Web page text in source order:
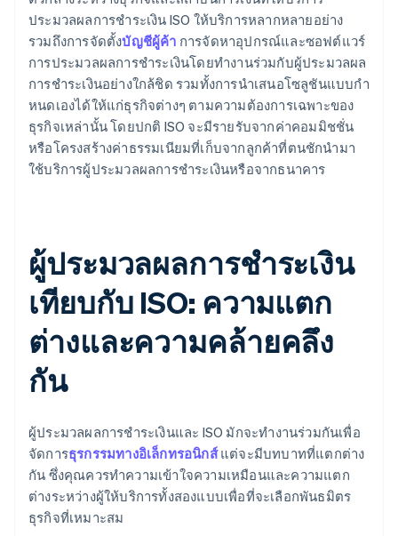
ประมวลผลการชําระเงิน ISO ให้บริการหลากหลายอย่าง
รวมถึงการจัดตั้งบัญชีผู้ค้า การจัดหาอุปกรณ์และซอฟต์แวร์
การประมวลผลการชําระเงินโดยทํางานร่วมกับผู้ประมวลผล
การชําระเงินอย่างใกล้ชิด รวมทั้งการนําเสนอโซลูชันแบบกํา
หนดเองได้ให้แก่ธุรกิจต่างๆ ตามความต้องการเฉพาะของ
ธุรกิจเหล่านั้น โดยปกติ ISO จะมีรายรับจากค่าคอมมิชชั่น
หรือโครงสร้างค่าธรรมเนียมที่เก็บจากลูกค้าที่ตนชักนำมา
ใช้บริการผู้ประมวลผลการชําระเงินหรือจากธนาคาร
ผู้ประมวลผลการชําระเงิน
เทียบกับ ISO: ความแตก
ต่างและความคล้ายคลึง
กัน
ผู้ประมวลผลการชําระเงินและ ISO มักจะทํางานร่วมกันเพื่อ
จัดการธุรกรรมทางอิเล็กทรอนิกส์แต่จะมีบทบาทที่แตกต่าง
กัน ซึ่งคุณควรทำความเข้าใจความเหมือนและความแตก
ต่างระหว่างผู้ให้บริการทั้งสองแบบเพื่อที่จะเลือกพันธมิตร
ธุรกิจที่เหมาะสม